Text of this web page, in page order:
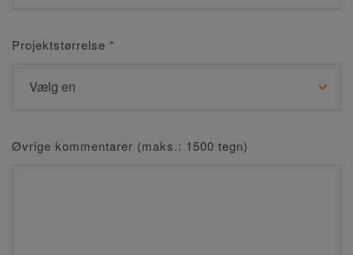
Projektstørrelse *
Øvrige kommentarer (maks.: 1500 tegn)